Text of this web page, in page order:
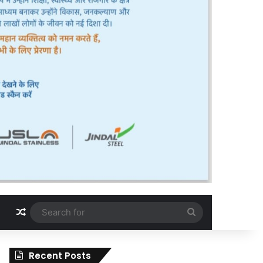
Random Article
for
Recent Posts